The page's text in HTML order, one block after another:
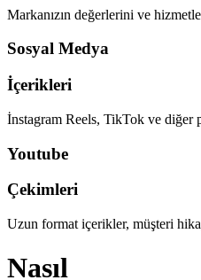
Markanızın değerlerini ve
Sosyal Medya
İçerikleri
İnstagram Reels, TikTok ve diğer
Youtube
Çekimleri
Uzun format içerikler, müşteri
Nasıl